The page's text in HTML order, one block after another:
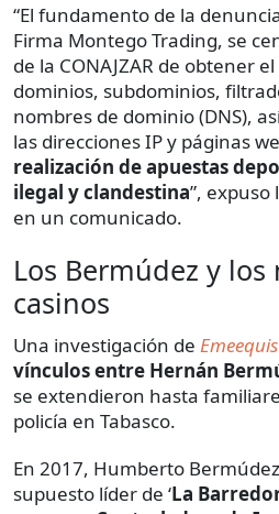
“El fundamento de la
Firma Montego Trading, se
de la CONAJZAR de obtener
dominios, subdominios,
nombres de dominio (DNS),
las direcciones IP y páginas
realización de apuestas
ilegal y clandestina”,
en un comunicado.
Los Bermúdez y
casinos
Una investigación de Emeequis
vínculos entre Hernán
se extendieron hasta
policía en Tabasco.
En 2017, Humberto
supuesto líder de ‘La